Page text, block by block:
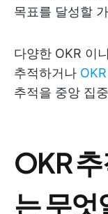
목표를 달성할
다양한 OKR 이
추적하거나
추적을 중앙 집
OKR
는 무